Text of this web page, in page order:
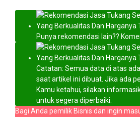
Punya rekomendasi lain??
Catatan: Semua data di atas
saat artikel ini dibuat. Jika ada
Kamu ketahui, silakan
untuk segera diperbaiki.
Bagi Anda pemilik Bisnis dan ingin